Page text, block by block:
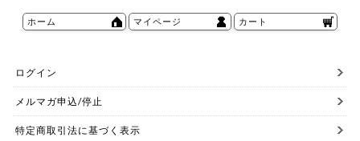
ホーム マイページ カート
ログイン
メルマガ申込/停止
特定商取引法に基づく表示